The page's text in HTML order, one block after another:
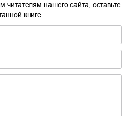
читателям нашего сайта, оставьте
книге.